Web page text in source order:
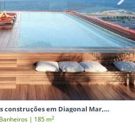
construções em Diagonal Mar,
| 185 m2